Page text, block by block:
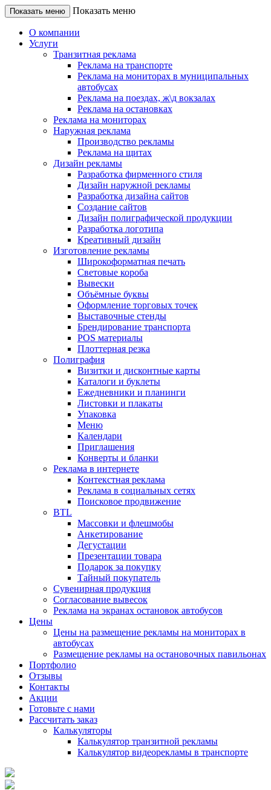
Показать меню Показать меню
О компании
Услуги
Транзитная реклама
Реклама на транспорте
Реклама на мониторах в муниципальных
автобусах
Реклама на поездах, ж\д вокзалах
Реклама на остановках
Реклама на мониторах
Наружная реклама
Производство рекламы
Реклама на щитах
Дизайн рекламы
Разработка фирменного стиля
Дизайн наружной рекламы
Разработка дизайна сайтов
Создание сайтов
Дизайн полиграфической продукции
Разработка логотипа
Креативный дизайн
Изготовление рекламы
Широкоформатная печать
Световые короба
Вывески
Объёмные буквы
Оформление торговых точек
Выставочные стенды
Брендирование транспорта
POS материалы
Плоттерная резка
Полиграфия
Визитки и дисконтные карты
Каталоги и буклеты
Ежедневники и планинги
Листовки и плакаты
Упаковка
Меню
Календари
Приглашения
Конверты и бланки
Реклама в интернете
Контекстная реклама
Реклама в социальных сетях
Поисковое продвижение
BTL
Массовки и флешмобы
Анкетирование
Дегустации
Презентации товара
Подарок за покупку
Тайный покупатель
Сувенирная продукция
Согласование вывесок
Реклама на экранах остановок автобусов
Цены
Цены на размещение рекламы на мониторах в
автобусах
Размещение рекламы на остановочных павильонах
Портфолио
Отзывы
Контакты
Акции
Готовьте с нами
Рассчитать заказ
Калькуляторы
Калькулятор транзитной рекламы
Калькулятор видеорекламы в транспорте